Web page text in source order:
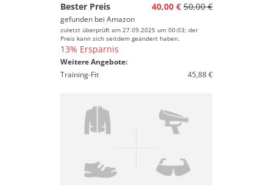
Bester Preis
40,00 € 50,00 €
gefunden bei Amazon
zuletzt überprüft am 27.09.2025 um 00:03; der
Preis kann sich seitdem geändert haben.
13% Ersparnis
Weitere Angebote:
Training-Fit
45,88 €